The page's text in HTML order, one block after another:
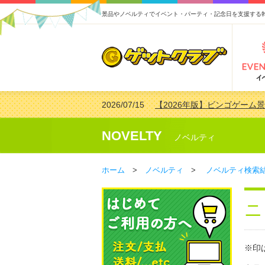
景品やノベルティでイベント・パーティ・記念日を支援する
2026/07/15【2026年版】ビンゴゲーム
2026/04/03【2026年版】ゴルフコンペ
2026/02/16【2026年版】結婚式の二次
2026/02/03 【2026年版】ゴルフコンペ
NOVELTY ノベルティ
ホーム > ノベルティ > ノベルティ検索
※印